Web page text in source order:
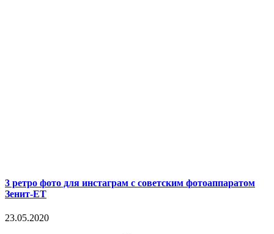
3 ретро фото для инстаграм с советским фотоаппаратом
Зенит-ЕТ
23.05.2020